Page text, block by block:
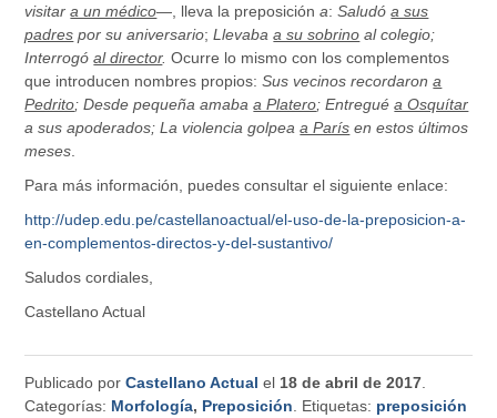
visitara un médico―, lleva la preposicióna:Saludóa sus
padres por su aniversario;Llevabaa su sobrino al colegio;
Interrogóal director. Ocurre lo mismo con los complementos
que introducen nombres propios:Sus vecinos recordarona
Pedrito; Desde pequeña amabaa Platero; Entreguéa Osquítar
a sus apoderados; La violencia golpeaa París en estos últimos
meses
Para más información, puedes consultar el siguiente enlace:
http://udep.edu.pe/castellanoactual/el-uso-de-la-preposicion-a-
en-complementos-directos-y-del-sustantivo/
Saludos cordiales,
Castellano Actual
Publicado porCastellano Actual el 18 de abril de 2017
Categorías: Morfología, Preposición . Etiquetas: preposición